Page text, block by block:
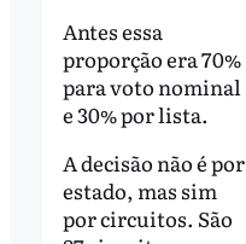
Antes essa
proporção era 70%
para voto nominal
e 30% por lista.
A decisão não é por
estado, mas sim
por circuitos. São